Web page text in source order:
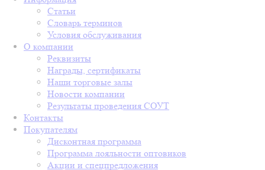
Статьи
Словарь терминов
Условия обслуживания
О компании
Реквизиты
Награды, сертификаты
Наши торговые залы
Новости компании
Результаты проведения СОУТ
Контакты
Покупателям
Дисконтная программа
Программа лояльности оптовиков
Акции и спецпредложения